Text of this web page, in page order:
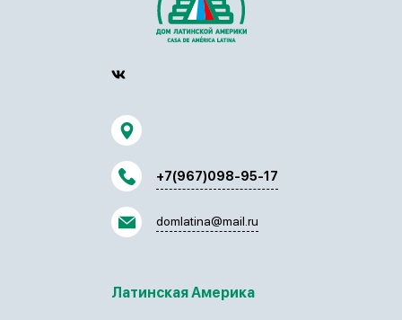
+7(967)098-95-17
domlatina@mail.ru
Латинская Америка